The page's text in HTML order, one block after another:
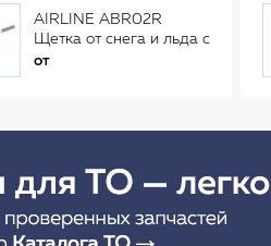
AIRLINE ABR02R
Щетка от снега и льда с
распушенной щетиной
от